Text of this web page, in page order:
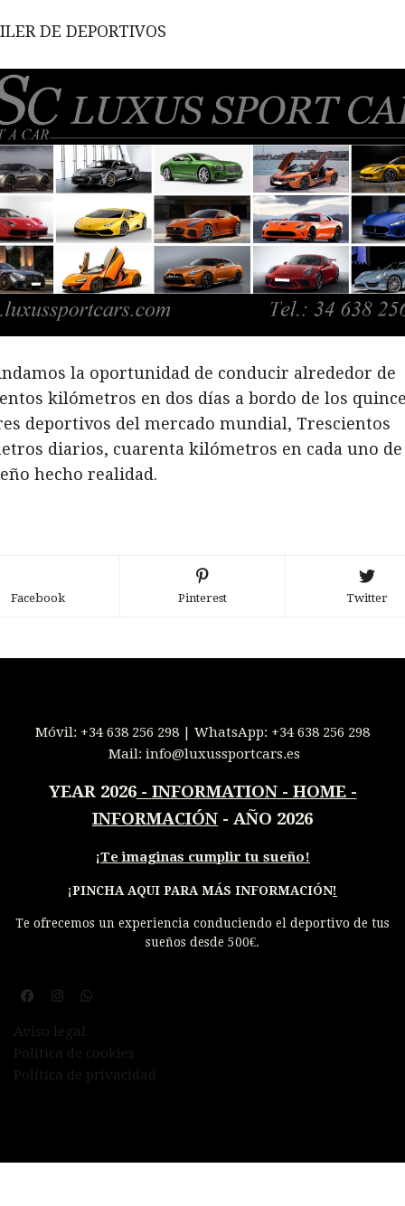
DE DEPORTIVOS
la oportunidad de conducir alrededor de
kilómetros en dos días a bordo de los
deportivos del mercado mundial, Trescientos
diarios, cuarenta kilómetros en cada uno
hecho realidad.
Facebook Pinterest Twitter
Móvil: +34 638 256 298 | WhatsApp: +34 638 256 298
Mail: info@luxussportcars.es
YEAR 2026- INFORMATION - HOME -
INFORMACIÓN - AÑO 2026
¡Te imaginas cumplir tu sueño!
¡PINCHA AQUI PARA MÁS INFORMACIÓN!
Te ofrecemos un experiencia conduciendo el deportivo de tus
sueños desde 500€.
Aviso legal
Política de cookies
Política de privacidad